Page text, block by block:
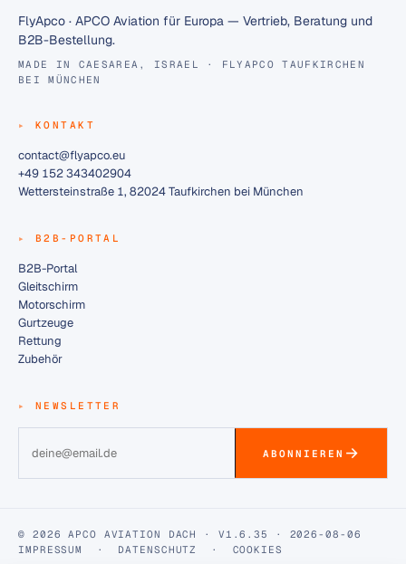
FlyApco · APCO Aviation für Europa — Vertrieb, Beratung und
B2B-Bestellung.
MADE IN CAESAREA, ISRAEL · FLYAPCO TAUFKIRCHEN
BEI MÜNCHEN
KONTAKT
contact@flyapco.eu
+49 152 343402904
Wettersteinstraße 1, 82024 Taufkirchen bei München
B2B-PORTAL
B2B-Portal
Gleitschirm
Motorschirm
Gurtzeuge
Rettung
Zubehör
NEWSLETTER
ABONNIEREN
© 2026 APCO AVIATION DACH · V1.6.35 · 2026-08-06
IMPRESSUM
· DATENSCHUTZ · COOKIES